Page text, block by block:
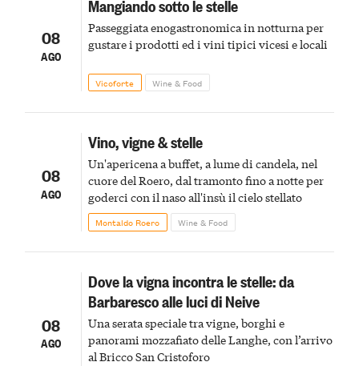
08
AGO
Mangiando sotto le stelle
Passeggiata enogastronomica in notturna per
gustare i prodotti ed i vini tipici vicesi e locali
Vicoforte Wine & Food
08
AGO
Vino, vigne & stelle
Un'apericena a buffet, a lume di candela, nel
cuore del Roero, dal tramonto fino a notte per
goderci con il naso all'insù il cielo stellato
Montaldo Roero Wine & Food
08
AGO
Dove la vigna incontra le stelle: da
Barbaresco alle luci di Neive
Una serata speciale tra vigne, borghi e
panorami mozzafiato delle Langhe, con l’arrivo
al Bricco San Cristoforo